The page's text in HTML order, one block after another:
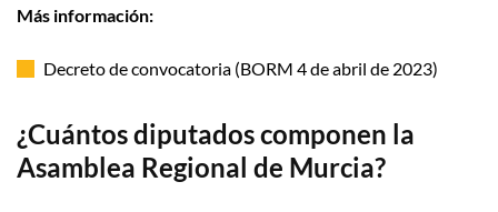
Más información:
Decreto de convocatoria (BORM 4 de abril de 2023)
¿Cuántos diputados componen la
Asamblea Regional de Murcia?